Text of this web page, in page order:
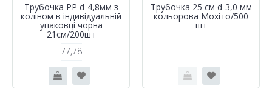
Трубочка PP d-4,8мм з
коліном в індивідуальній
упаковці чорна
21см/200шт
77,78
Трубочка 25 см d-3,0 мм
кольорова Мохiто/500
шт